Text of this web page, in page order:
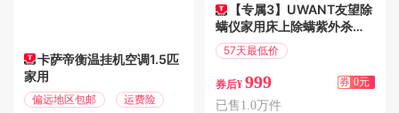
卡萨帝衡温挂机空调1.5匹
家用
偏远地区包邮 运费险
【专属3】UWANT友望除
螨仪家用床上除螨紫外杀菌
CM2307尊享版
57天最低价
券后¥ 999 券 0元
已售1.0万件